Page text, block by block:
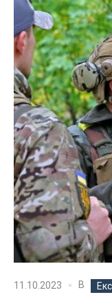
11.10.2023 В